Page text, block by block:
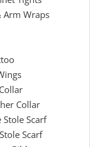
Arm Wraps
Collar
Scarf
Scarf